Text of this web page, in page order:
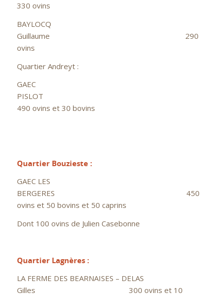
330 ovins
BAYLOCQ
Guillaume 290
ovins
Quartier Andreyt :
GAEC
PISLOT
490 ovins et 30 bovins
Quartier Bouzieste :
GAEC LES
BERGERES 450
ovins et 50 bovins et 50 caprins
Dont 100 ovins de Julien Casebonne
Quartier Lagnères :
LA FERME DES BEARNAISES – DELAS
Gilles 300 ovins et 10